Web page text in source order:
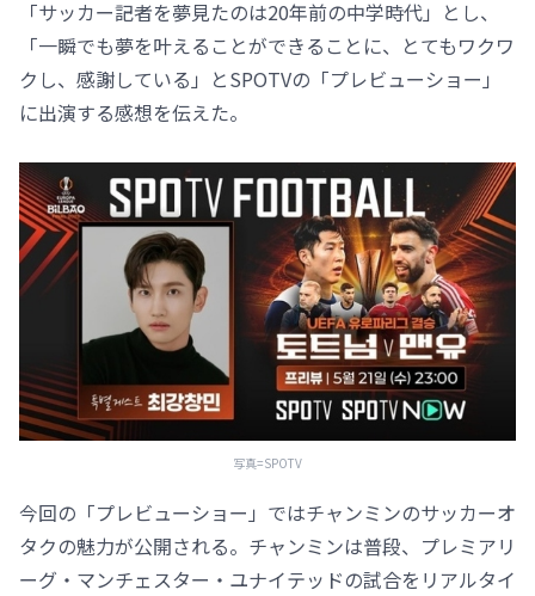
「サッカー記者を夢見たのは20年前の中学時代」とし、
「一瞬でも夢を叶えることができることに、とてもワクワ
クし、感謝している」とSPOTVの「プレビューショー」
に出演する感想を伝えた。
写真=SPOTV
今回の「プレビューショー」ではチャンミンのサッカーオ
タクの魅力が公開される。チャンミンは普段、プレミアリ
ーグ・マンチェスター・ユナイテッドの試合をリアルタイ